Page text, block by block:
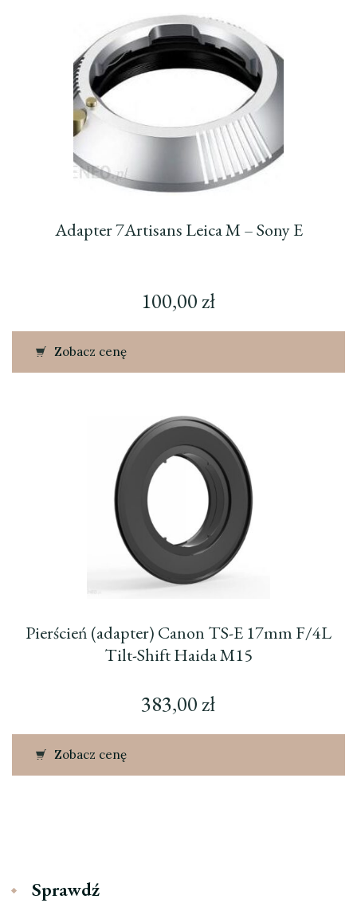
Adapter 7Artisans Leica M – Sony E
100,00zł
Zobacz cenę
Pierścień (adapter) Canon TS-E 17mm F/4L
Tilt-Shift Haida M15
383,00zł
Zobacz cenę
Sprawdź